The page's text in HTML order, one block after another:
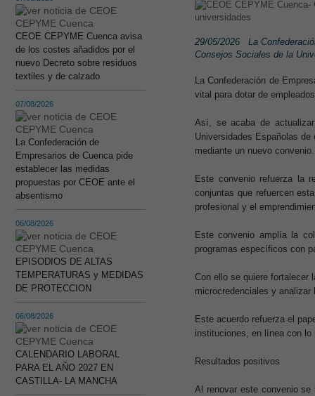
CEOE CEPYME Cuenca avisa
de los costes añadidos por el
nuevo Decreto sobre residuos
textiles y de calzado
07/08/2026
La Confederación de
Empresarios de Cuenca pide
establecer las medidas
propuestas por CEOE ante el
absentismo
06/08/2026
EPISODIOS DE ALTAS
TEMPERATURAS y MEDIDAS
DE PROTECCION
06/08/2026
CALENDARIO LABORAL
PARA EL AÑO 2027 EN
CASTILLA- LA MANCHA
29/05/2026
La
Consejos Sociales de la
La Confederación de
vital para dotar de
Así, se acaba de
Universidades Españolas
mediante un nuevo convenio.
Este convenio refuerza la
conjuntas que refuercen
profesional y el
Este convenio amplía la
programas específicos con
Con ello se quiere fortalecer
microcredenciales y
Este acuerdo refuerza el
instituciones, en línea con
Resultados positivos
Al renovar este convenio